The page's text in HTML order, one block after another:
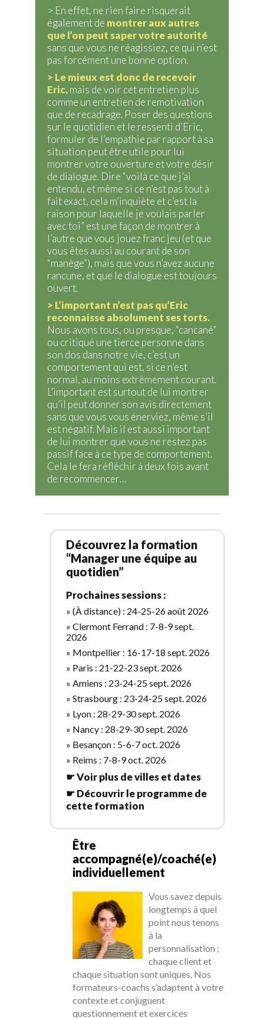
> En effet, ne rien faire risquerait
également de montrer aux autres
que l’on peut saper votre autorité
sans que vous ne réagissiez, ce qui n’est
pas forcément une bonne option.
> Le mieux est donc de recevoir
Eric,mais de voir cet entretien plus
comme un entretien de remotivation
que de recadrage. Poser des questions
sur le quotidien et le ressenti d’Eric,
formuler de l’empathie par rapport à sa
situation peut être utile pour lui
montrer votre ouverture et votre désir
de dialogue. Dire “voilà ce que j’ai
entendu, et même si ce n’est pas tout à
fait exact, cela m’inquiète et c’est la
raison pour laquelle je voulais parler
avec toi” est une façon de montrer à
l’autre que vous jouez franc jeu (et que
vous êtes aussi au courant de son
“manège”), mais que vous n’avez aucune
rancune, et que le dialogue est toujours
ouvert.
> L’important n’est pas qu’Eric
reconnaisse absolument ses torts.
Nous avons tous, ou presque, “cancané”
ou critiqué une tierce personne dans
son dos dans notre vie, c’est un
comportement qui est, si ce n’est
normal, au moins extrêmement courant.
L’important est surtout de lui montrer
qu’il peut donner son avis directement
sans que vous vous énerviez, même s’il
est négatif. Mais il est aussi important
de lui montrer que vous ne restez pas
passif face à ce type de comportement.
Cela le fera réfléchir à deux fois avant
de recommencer…
Découvrez la formation
“Manager une équipe au
quotidien”
Prochaines sessions :
» (À distance) : 24-25-26 août 2026
» Clermont Ferrand : 7-8-9 sept.
2026
» Montpellier : 16-17-18 sept. 2026
» Paris : 21-22-23 sept. 2026
» Amiens : 23-24-25 sept. 2026
» Strasbourg : 23-24-25 sept. 2026
» Lyon : 28-29-30 sept. 2026
» Nancy : 28-29-30 sept. 2026
» Besançon : 5-6-7 oct. 2026
» Reims : 7-8-9 oct. 2026
☛ Voir plus de villes et dates
☛ Découvrir le programme de
cette formation
Être
accompagné(e)/coaché(e)
individuellement
Vous savez depuis
longtemps à quel
point nous tenons
à la
personnalisation ;
chaque client et
chaque situation sont uniques. Nos
formateurs-coachs s’adaptent à votre
contexte et conjuguent
questionnement et exercices